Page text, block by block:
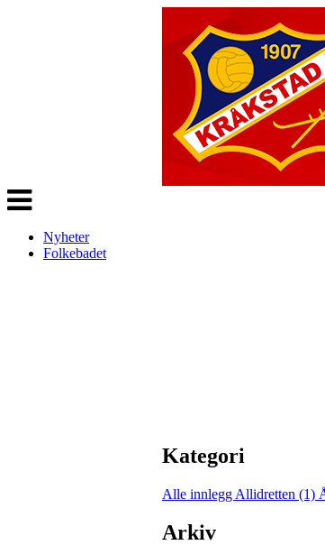
Veksle
navigasjon
Nyheter
Folkebadet
Kategori
Alle innlegg Allidretten (1)
Arkiv